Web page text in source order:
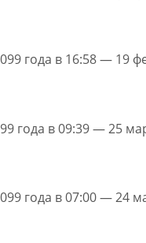
года в 16:58 — 19
года в 09:39 — 25
года в 07:00 — 24